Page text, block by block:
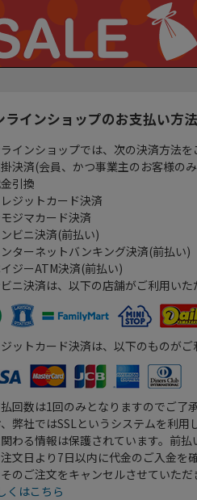
ラインショップのお支払い方
インショップでは、次の決済方法を
掛決済(会員、かつ事業主のお客様の
引換
レジットカード決済
モジマカード決済
ンビニ決済(前払い)
ンターネットバンキング決済(前払い)
イジーATM決済(前払い)
ニ決済は、以下の店舗がご利用いた
ットカード決済は、以下のものがご
回数は1回のみとなりますのでご了
弊社ではSSLというシステムを利用
わる情報は保護されています。前払
文日より7日以内に代金のご入金を
のご注文をキャンセルさせていただ
くはこちら